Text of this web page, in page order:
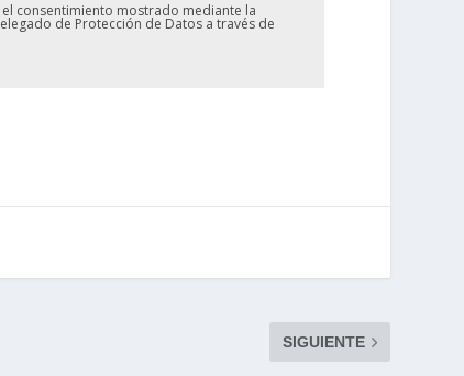
consentimiento mostrado mediante la
de Protección de Datos a través de
SIGUIENTE